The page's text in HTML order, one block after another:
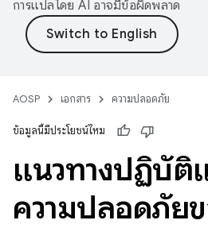
การแปลโดย AI อาจมีข้อผิดพลาด
AOSP เอกสาร ความปลอดภัย
ข้อมูลนี้มีประโยชน์ไหม
แนวทางปฏิบัติ
ความปลอดภัย